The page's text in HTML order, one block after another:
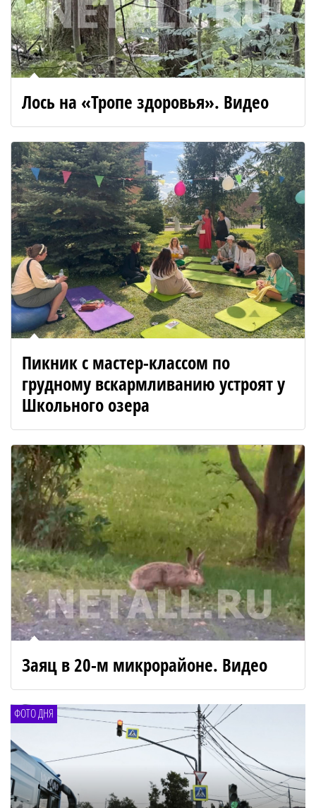
Лось на «Тропе здоровья». Видео
Пикник с мастер-классом по
грудному вскармливанию устроят у
Школьного озера
Заяц в 20-м микрорайоне. Видео
ФОТО ДНЯ